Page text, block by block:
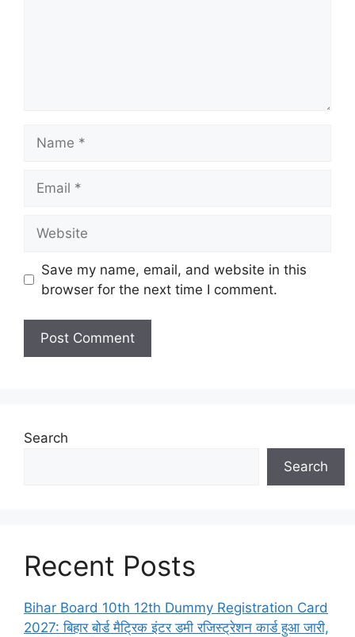
Save my name, email, and website in this
browser for the next time I comment.
Search
Search
Recent Posts
Bihar Board 10th 12th Dummy Registration Card
2027: बिहार बोर्ड मैट्रिक इंटर डमी रजिस्ट्रेशन कार्ड हुआ जारी,